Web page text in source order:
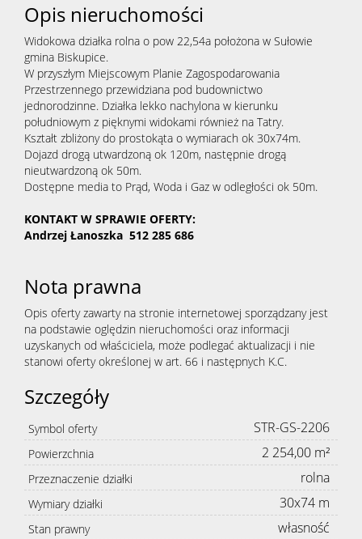
Opis nieruchomości
Widokowa działka rolna o pow 22,54a położona w Sułowie
gmina Biskupice.
W przyszłym Miejscowym Planie Zagospodarowania
Przestrzennego przewidziana pod budownictwo
jednorodzinne. Działka lekko nachylona w kierunku
południowym z pięknymi widokami również na Tatry.
Kształt zbliżony do prostokąta o wymiarach ok 30x74m.
Dojazd drogą utwardzoną ok 120m, następnie drogą
nieutwardzoną ok 50m.
Dostępne media to Prąd, Woda i Gaz w odległości ok 50m.
KONTAKT W SPRAWIE OFERTY:
Andrzej Łanoszka 512 285 686
Nota prawna
Opis oferty zawarty na stronie internetowej sporządzany jest
na podstawie oględzin nieruchomości oraz informacji
uzyskanych od właściciela, może podlegać aktualizacji i nie
stanowi oferty określonej w art. 66 i następnych K.C.
Szczegóły
Symbol oferty STR-GS-2206
Powierzchnia 2 254,00 m²
Przeznaczenie działki rolna
Wymiary działki 30x74 m
Stan prawny własność